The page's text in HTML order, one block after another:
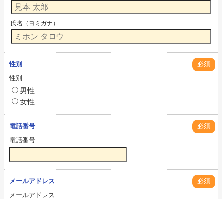
氏名（ヨミガナ）
性別
必須
性別
男性
女性
電話番号
必須
電話番号
メールアドレス
必須
メールアドレス